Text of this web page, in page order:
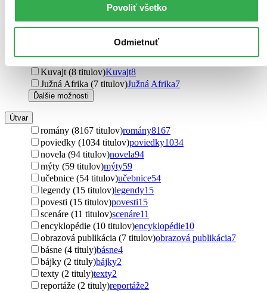
Povoliť všetko
Odmietnuť
Mexiko (15 titulov)Mexiko15
Filipíny (14 titulov)Filipíny14
Jamajka (12 titulov)Jamajka12
Malajzia (10 titulov)Malajzia10
Kuvajt (8 titulov)Kuvajt8
Južná Afrika (7 titulov)Južná Afrika7
Ďalšie možnosti
Útvar
romány (8167 titulov)romány8167
poviedky (1034 titulov)poviedky1034
novela (94 titulov)novela94
mýty (59 titulov)mýty59
učebnice (54 titulov)učebnice54
legendy (15 titulov)legendy15
povesti (15 titulov)povesti15
scenáre (11 titulov)scenáre11
encyklopédie (10 titulov)encyklopédie10
obrazová publikácia (7 titulov)obrazová publikácia7
básne (4 tituly)básne4
bájky (2 tituly)bájky2
texty (2 tituly)texty2
reportáže (2 tituly)reportáže2